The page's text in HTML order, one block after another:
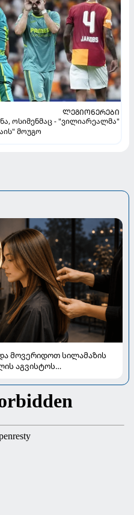
ᲚᲔᲒᲘᲝᲜᲔᲠᲔᲑᲘ
ოსიმენმაც - "ვილიარეალმა"
მოუგო
მოვერიდოთ სილამაზის
აგვისტოს